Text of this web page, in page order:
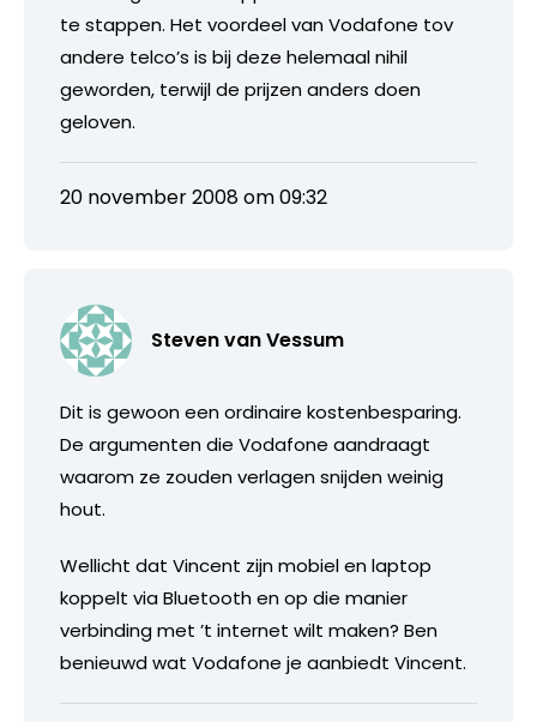
te stappen. Het voordeel van Vodafone tov
andere telco’s is bij deze helemaal nihil
geworden, terwijl de prijzen anders doen
geloven.
20 november 2008 om 09:32
Steven van Vessum
Dit is gewoon een ordinaire kostenbesparing.
De argumenten die Vodafone aandraagt
waarom ze zouden verlagen snijden weinig
hout.
Wellicht dat Vincent zijn mobiel en laptop
koppelt via Bluetooth en op die manier
verbinding met ’t internet wilt maken? Ben
benieuwd wat Vodafone je aanbiedt Vincent.